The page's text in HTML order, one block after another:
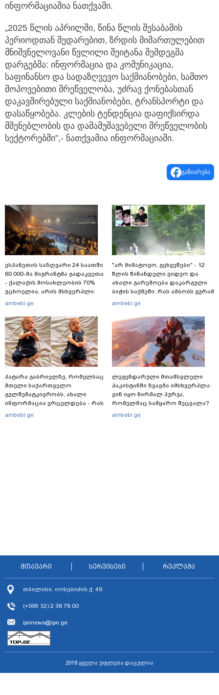
ინფორმაციაშია ნათქვამი.
„2025 წლის აპრილში, წინა წლის შესაბამის
პერიოდთან შედარებით, ზრდის მიმართულებით
მნიშვნელოვანი წვლილი შეიტანა შემდეგმა
დარგებმა: ინფორმაცია და კომუნიკაცია,
საფინანსო და სადაზღვევო საქმიანობები, სამთო
მოპოვებითი მრეწველობა, უძრავ ქონებასთან
დაკავშირებული საქმიანობები, ტრანსპორტი და
დასაწყობება. კლების ტენდენცია დაფიქსირდა
მშენებლობის და დამამუშავებელი მრეწველობის
სექტორებში”,- ნათქვამია ინფორმაციაში.
გაზიარება
ესპანეთის საზღვარი 24 საათში
60 000-მა მიგრანტმა გადაკვეთა
- ქალაქის მოსახლეობის 70%
უცხოელია, არის მსხვერპლი:
ბოლო ცნობები სეუტადან,
გასვლის ეშინიათ
ambebi.ge
პატარა გაბრიელზე, რომელსაც
მთელი საქართველო
გულშემატკივრობს, ახალი
ინფორმაცია ვრცელდება - რას
წერს ბიჭუნას დედა?
ambebi.ge
"არ მიმატოვო, გეხვეწები" - 12
წლის წინანდელი ვიდეო და
ახალი გარემოება დაკარგული
ბიჭის საქმეში: რას ამბობს გურამ
დადიანიძის დედა
ambebi.ge
ლეგენდარული მთამსვლელი
პაკისტანში ზვავმა იმსხვერპლა:
ვინ იყო ნირმალ პურჯა,
რომელმაც სამყარო შეცვალა?
ambebi.ge
მთავარი სერვისები რეკლამა
თბილისი, იოსებიძის ქ. 49
(+995 32) 2 38 78 00
ipnnews@ipn.ge
2018 ყველა უფლება დაცულია